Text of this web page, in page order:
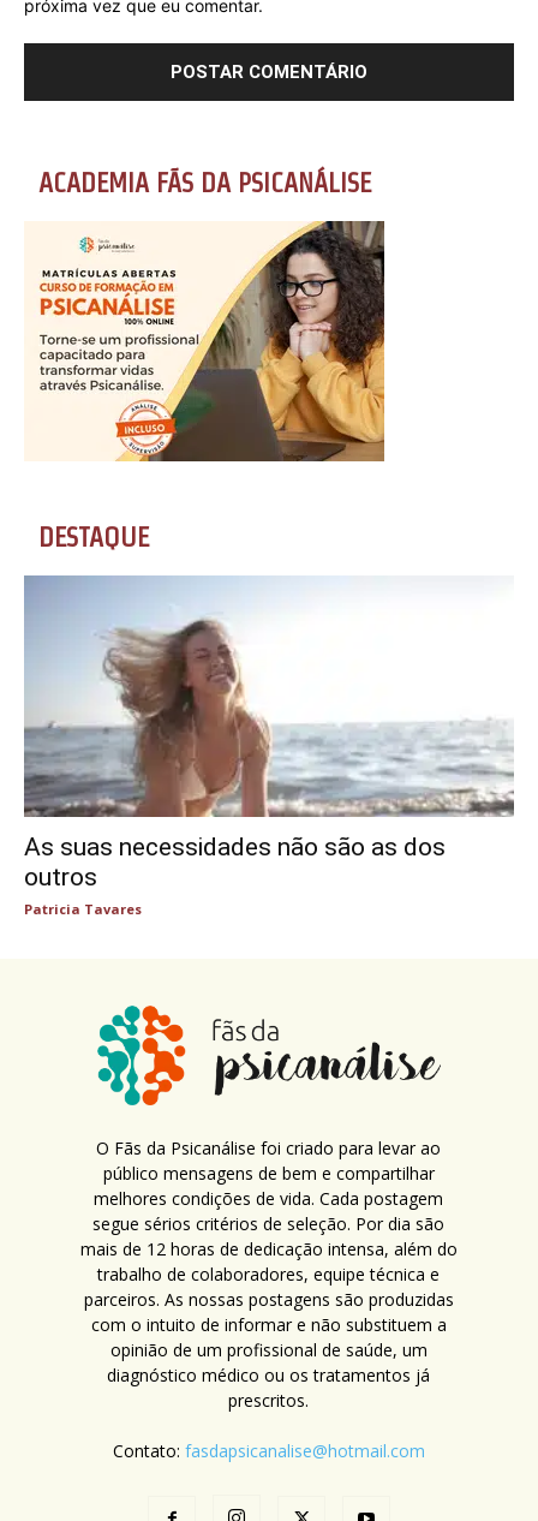
próxima vez que eu comentar.
ACADEMIA FÃS DA PSICANÁLISE
DESTAQUE
As suas necessidades não são as dos
outros
Patricia Tavares
O Fãs da Psicanálise foi criado para levar ao
público mensagens de bem e compartilhar
melhores condições de vida. Cada postagem
segue sérios critérios de seleção. Por dia são
mais de 12 horas de dedicação intensa, além do
trabalho de colaboradores, equipe técnica e
parceiros. As nossas postagens são produzidas
com o intuito de informar e não substituem a
opinião de um profissional de saúde, um
diagnóstico médico ou os tratamentos já
prescritos.
Contato: fasdapsicanalise@hotmail.com